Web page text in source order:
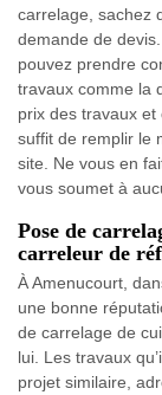
carrelage, sachez
demande de
pouvez prendre
travaux comme la
prix des travaux
suffit de remplir le
site. Ne vous en
vous soumet à
Pose de
carreleur de
À Amenucourt,
une bonne
de carrelage de
lui. Les travaux
projet similaire,